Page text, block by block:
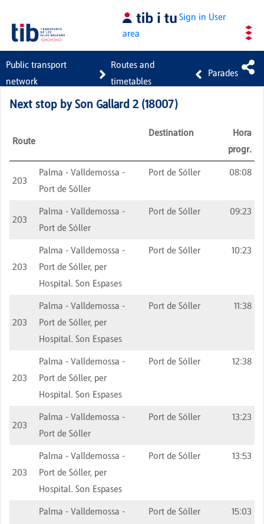
Sign in User
area
Public transport
network
Routes and
timetables
Parades
Next stop bySon Gallard 2 (18007)
Route
Destination
Hora
progr.
203
Palma - Valldemossa -
Port de Sóller
Port de Sóller 08:08
203
Palma - Valldemossa -
Port de Sóller
Port de Sóller 09:23
203
Palma - Valldemossa -
Port de Sóller, per
Hospital. Son Espases
Port de Sóller 10:23
203
Palma - Valldemossa -
Port de Sóller, per
Hospital. Son Espases
Port de Sóller 11:38
203
Palma - Valldemossa -
Port de Sóller, per
Hospital. Son Espases
Port de Sóller 12:38
203
Palma - Valldemossa -
Port de Sóller
Port de Sóller 13:23
203
Palma - Valldemossa -
Port de Sóller, per
Hospital. Son Espases
Port de Sóller 13:53
Palma - Valldemossa -
Port de Sóller 15:03